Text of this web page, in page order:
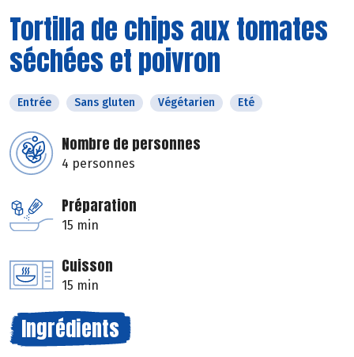
Tortilla de chips aux tomates
séchées et poivron
Entrée Sans gluten Végétarien Eté
Nombre de personnes
4 personnes
Préparation
15 min
Cuisson
15 min
Ingrédients